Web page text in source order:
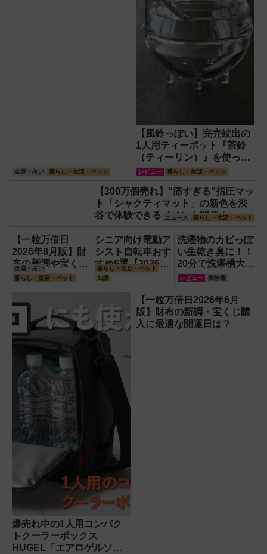
金運・占い 暮らし・生活・ペット
【風鈴っぽい】完売続出の
1人用ティーポット『茶鈴
（ティーリン）』を使って
みた！川越の風鈴から着想
を得たかわいい見た目のリ
アルな使い勝手を徹底解説
レビュー 暮らし・生活・ペット
【300万個売れ】“痛すぎる”指圧マッ
ト「シャクティマット」の新色を渋
谷で体験できるイベント開催！
ニュース 暮らし・生活・ペット
【一粒万倍日
2026年8月版】財
布の新調や宝くじ
の日記念・レイン
ボーくじ・新涼の
最適な開運日は？
金運・占い
暮らし・生活・ペット
シニア向け電動ア
シスト自転車おす
すめ6選【2026年
最新版】選び方の
ポイントは「また
ぎやすさ」「軽
さ」「足つきの良
さ」
暮らし・生活・ペット
知識
洗濯物のカビっぽ
い生乾き臭に！！
20分で洗濯槽大洗
浄できるカビトル
ネードNeo縦型用
をガチ検証して分
かった消臭効果
レビュー 掃除機
爆売れ中の1人用コンパク
トクーラーボックス
HUGEL「エアロゲルソフ
【一粒万倍日2026年6月
版】財布の新調・宝くじ購
入に最適な開運日は？